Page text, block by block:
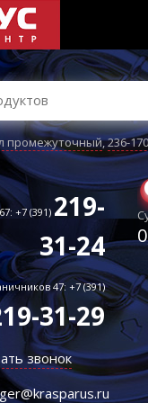
промежуточный,236-
+7 (391) 219-
31-24
47: +7 (391)
31-29
звонок